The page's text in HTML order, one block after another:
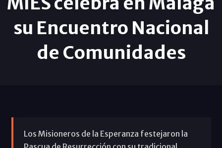
su Encuentro Nacional
de Comunidades
Los Misioneros de la Esperanza festejaron la